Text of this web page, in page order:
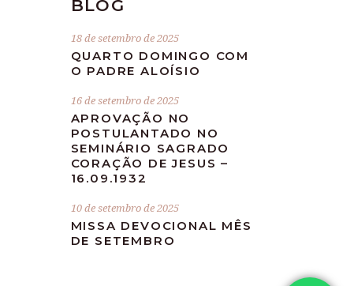
BLOG
18 de setembro de 2025
QUARTO DOMINGO COM
O PADRE ALOÍSIO
16 de setembro de 2025
APROVAÇÃO NO
POSTULANTADO NO
SEMINÁRIO SAGRADO
CORAÇÃO DE JESUS –
16.09.1932
10 de setembro de 2025
MISSA DEVOCIONAL MÊS
DE SETEMBRO